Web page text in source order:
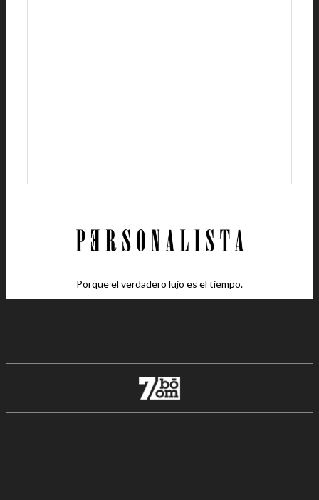
Porque el verdadero lujo es el tiempo.